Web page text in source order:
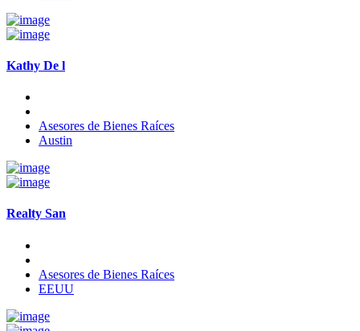
Kathy De l
Asesores de Bienes Raíces
Austin
Realty San
Asesores de Bienes Raíces
EEUU